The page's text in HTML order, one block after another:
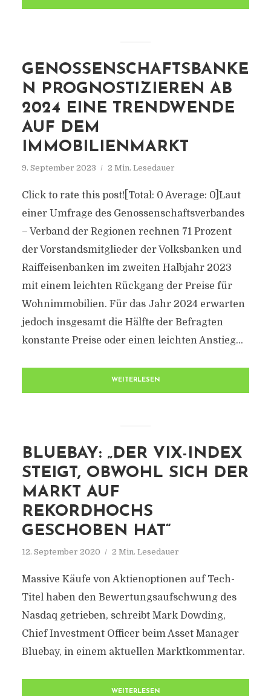
GENOSSENSCHAFTSBANKE
N PROGNOSTIZIEREN AB
2024 EINE TRENDWENDE
AUF DEM
IMMOBILIENMARKT
9. September 2023 2 Min. Lesedauer
Click to rate this post![Total: 0 Average: 0]Laut
einer Umfrage des Genossenschaftsverbandes
– Verband der Regionen rechnen 71 Prozent
der Vorstandsmitglieder der Volksbanken und
Raiffeisenbanken im zweiten Halbjahr 2023
mit einem leichten Rückgang der Preise für
Wohnimmobilien. Für das Jahr 2024 erwarten
jedoch insgesamt die Hälfte der Befragten
konstante Preise oder einen leichten Anstieg...
WEITERLESEN
BLUEBAY: „DER VIX-INDEX
STEIGT, OBWOHL SICH DER
MARKT AUF
REKORDHOCHS
GESCHOBEN HAT“
12. September 2020 2 Min. Lesedauer
Massive Käufe von Aktienoptionen auf Tech-
Titel haben den Bewertungsaufschwung des
Nasdaq getrieben, schreibt Mark Dowding,
Chief Investment Officer beim Asset Manager
Bluebay, in einem aktuellen Marktkommentar.
WEITERLESEN